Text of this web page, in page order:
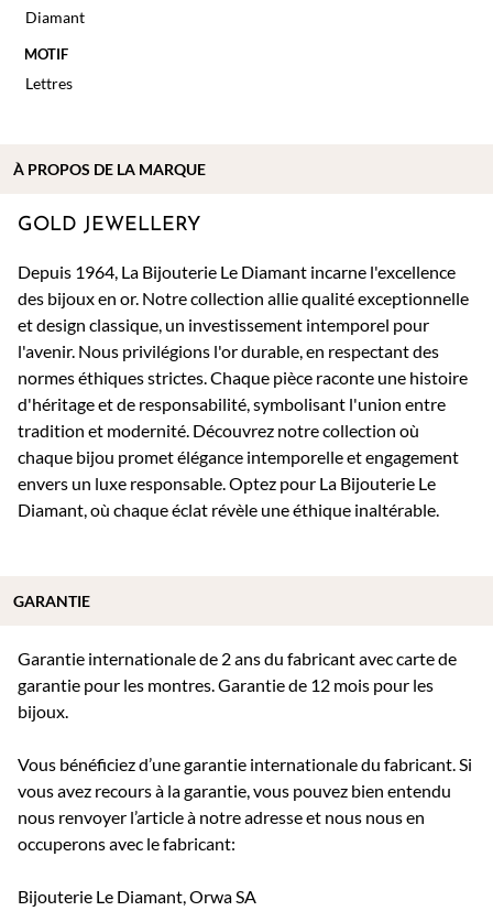
Diamant
MOTIF
Lettres
GOLD JEWELLERY
Depuis 1964, La Bijouterie Le Diamant incarne l'excellence
des bijoux en or. Notre collection allie qualité exceptionnelle
et design classique, un investissement intemporel pour
l'avenir. Nous privilégions l'or durable, en respectant des
normes éthiques strictes. Chaque pièce raconte une histoire
d'héritage et de responsabilité, symbolisant l'union entre
tradition et modernité. Découvrez notre collection où
chaque bijou promet élégance intemporelle et engagement
envers un luxe responsable. Optez pour La Bijouterie Le
Diamant, où chaque éclat révèle une éthique inaltérable.
Garantie internationale de 2 ans du fabricant avec carte de
garantie pour les montres. Garantie de 12 mois pour les
bijoux.
Vous bénéficiez d’une garantie internationale du fabricant. Si
vous avez recours à la garantie, vous pouvez bien entendu
nous renvoyer l’article à notre adresse et nous nous en
occuperons avec le fabricant:
Bijouterie Le Diamant, Orwa SA
À PROPOS DE LA MARQUE
GARANTIE